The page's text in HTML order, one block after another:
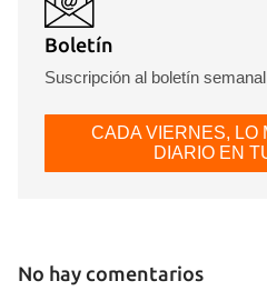
Boletín
Suscripción al boletín semanal
CADA VIERNES, LO
DIARIO EN
No hay comentarios